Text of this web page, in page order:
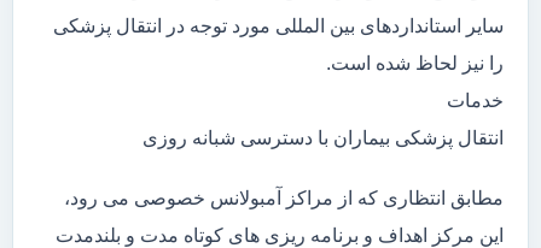
سایر استانداردهای بین المللی مورد توجه در انتقال پزشکی
را نیز لحاظ شده است.
خدمات
انتقال پزشکی بیماران با دسترسی شبانه روزی
مطابق انتظاری که از مراکز آمبولانس خصوصی می رود،
این مرکز اهداف و برنامه ریزی های کوتاه مدت و بلندمدت